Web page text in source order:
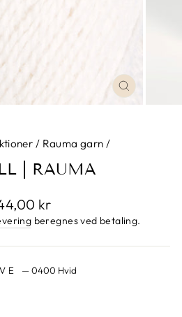
LUK
/ Rauma garn /
| RAUMA
kr
beregnes ved betaling.
—0400 Hvid